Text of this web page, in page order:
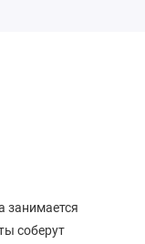
занимается
соберут